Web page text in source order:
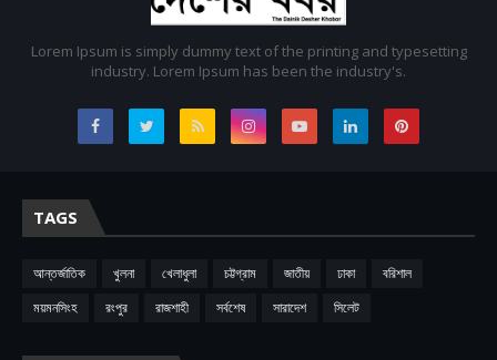
Lorem Ipsum is simply dummy text of the printing and typesetting
industry. Lorem Ipsum has been the industry's.
TAGS
আন্তর্জাতিক খুলনা খেলাধুলা চট্টগ্রাম জাতীয় ঢাকা
বরিশাল
ময়মনসিংহ
রংপুর রাজশাহী সর্বশেষ সারাদেশ সিলেট